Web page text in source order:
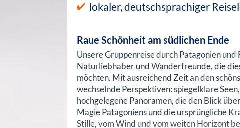
lokaler, deutschsprachiger
Raue Schönheit am südlichen Ende
Unsere Gruppenreise durch Patagonien
Naturliebhaber und Wanderfreunde, die
möchten. Mit ausreichend Zeit an den
wechselnde Perspektiven: spiegelklare
hochgelegene Panoramen, die den Blick
Magie Patagoniens und die ursprüngliche
Stille, vom Wind und vom weiten Horizont